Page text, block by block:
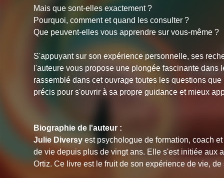
Mais que sont-elles exactement ?
Pourquoi, comment et quand les consulter ?
Que peuvent-elles vous apprendre sur vous-même ?
S'appuyant sur son expérience personnelle, ses
l'auteure vous propose une plongée fascinante
rassemblé dans cet ouvrage toutes les questions
précis pour s'ouvrir à sa propre guidance et mieux
Biographie de l'auteur :
Julie Diversy est psychologue de formation, coach
de vie depuis plus de vingt ans. Elle s'est initiée aux
Ortiz. Ce livre est le fruit de son expérience de vie,